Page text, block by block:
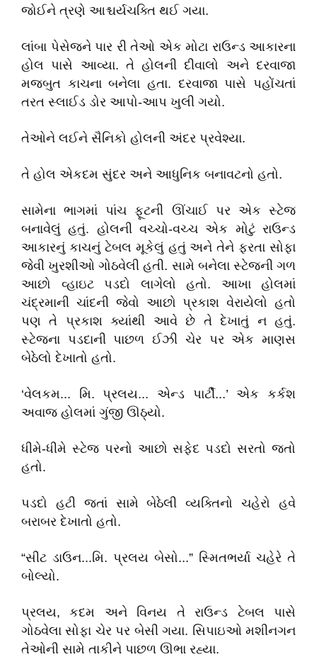
જોઈને ત્રણે આશ્ચર્યચક્તિ થઈ ગયા.
લાંબા પેસેજને પાર રી તેઓ એક મોટા રાઉન્ડ આકારના
હોલ પાસે આવ્યા. તે હોલની દીવાલો અને દરવાજા
મજબુત કાચના બનેલા હતા. દરવાજા પાસે પહોંચતાં
તરત સ્લાઈડ ડોર આપો-આપ ખુલી ગયો.
તેઓને લઈને સૈનિકો હોલની અંદર પ્રવેશ્યા.
તે હોલ એકદમ સુંદર અને આધુનિક બનાવટનો હતો.
સામેના ભાગમાં પાંચ ફૂટની ઊંચાઈ પર એક સ્ટેજ
બનાવેલું હતું. હોલની વચ્ચો-વચ્ચ એક મોટું રાઉન્ડ
આકારનું કાચનું ટેબલ મૂકેલું હતું અને તેને ફરતા સોફા
જેવી ખુરશીઓ ગોઠવેલી હતી. સામે બનેલા સ્ટેજની ગળ
આછો વ્હાઇટ પડદો લાગેલો હતો. આખા હોલમાં
ચંદ્રમાની ચાંદની જેવો આછો પ્રકાશ વેરાયેલો હતો
પણ તે પ્રકાશ ક્યાંથી આવે છે તે દેખાતું ન હતું.
સ્ટેજના પડદાની પાછળ ઈઝી ચેર પર એક માણસ
બેઠેલો દેખાતો હતો.
‘વેલકમ... મિ. પ્રલય... એન્ડ પાર્ટી...’ એક કર્કશ
અવાજ હોલમાં ગુંજી ઊઠ્યો.
ધીમે-ધીમે સ્ટેજ પરનો આછો સફેદ પડદો સરતો જતો
હતો.
પડદો હટી જતાં સામે બેઠેલી વ્યક્તિનો ચહેરો હવે
બરાબર દેખાતો હતો.
“સીટ ડાઉન...મિ. પ્રલય બેસો...” સ્મિતભર્યા ચહેરે તે
બોલ્યો.
પ્રલય, કદમ અને વિનય તે રાઉન્ડ ટેબલ પાસે
ગોઠવેલા સોફા ચેર પર બેસી ગયા. સિપાઇઓ મશીનગન
તેઓની સામે તાકીને પાછળ ઊભા રહ્યા.